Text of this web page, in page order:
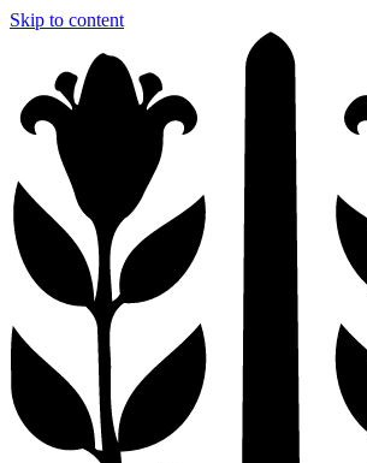
Skip to content